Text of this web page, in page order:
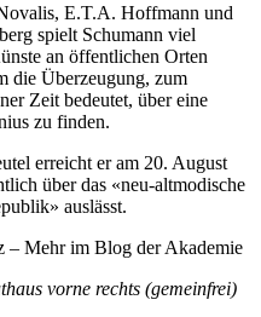
E.T.A. Hoffmann und
spielt Schumann viel
an öffentlichen Orten
die Überzeugung, zum
Zeit bedeutet, über eine
zu finden.
erreicht er am 20. August
über das «neu-altmodische
auslässt.
vorne rechts (gemeinfrei)